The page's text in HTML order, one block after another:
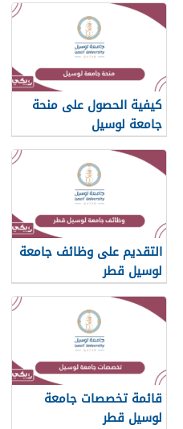
كيفية الحصول على منحة
جامعة لوسيل
التقديم على وظائف جامعة
لوسيل قطر
قائمة تخصصات جامعة
لوسيل قطر